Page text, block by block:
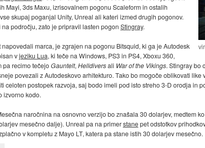
Mayi, 3ds Maxu, izrisovalnem pogonu Scaleform in ostalih
skupaj poganjal Unity, Unreal ali kateri izmed drugih pogonov.
področju, zato je pripravil lasten pogon Stingray.
napovedali marca, je zgrajen na pogonu Bitsquid, ki ga je Autodesk
vjeziku Lua, ki teče na Windows, PS3 in PS4, Xboxu 360,
pa recimo tečejoGauntelt, Helldiversali War of the Vikings. Stingray bo
povezali z Autodeskovo arhitekturo. Tako bo mogoče oblikovati
celoten postopek razvoja, saj bodo imeli pod isto streho 3-D orodja in
izvorno kodo.
naročnina na osnovno verzijo bo znašala 30 dolarjev, medtem
mesečno dalje). Unreal pa na primerstanepet odstotkov
v kompletu z Mayo LT, katera pa stane istih 30 dolarjev mesečno.